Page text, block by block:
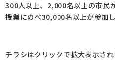
300人以上、2,000名以上の市民
授業にのべ30,000名以上が参加し
チラシはクリックで拡大表示され